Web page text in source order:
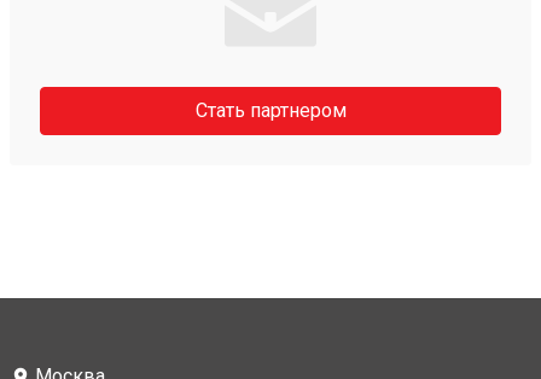
Стать партнером